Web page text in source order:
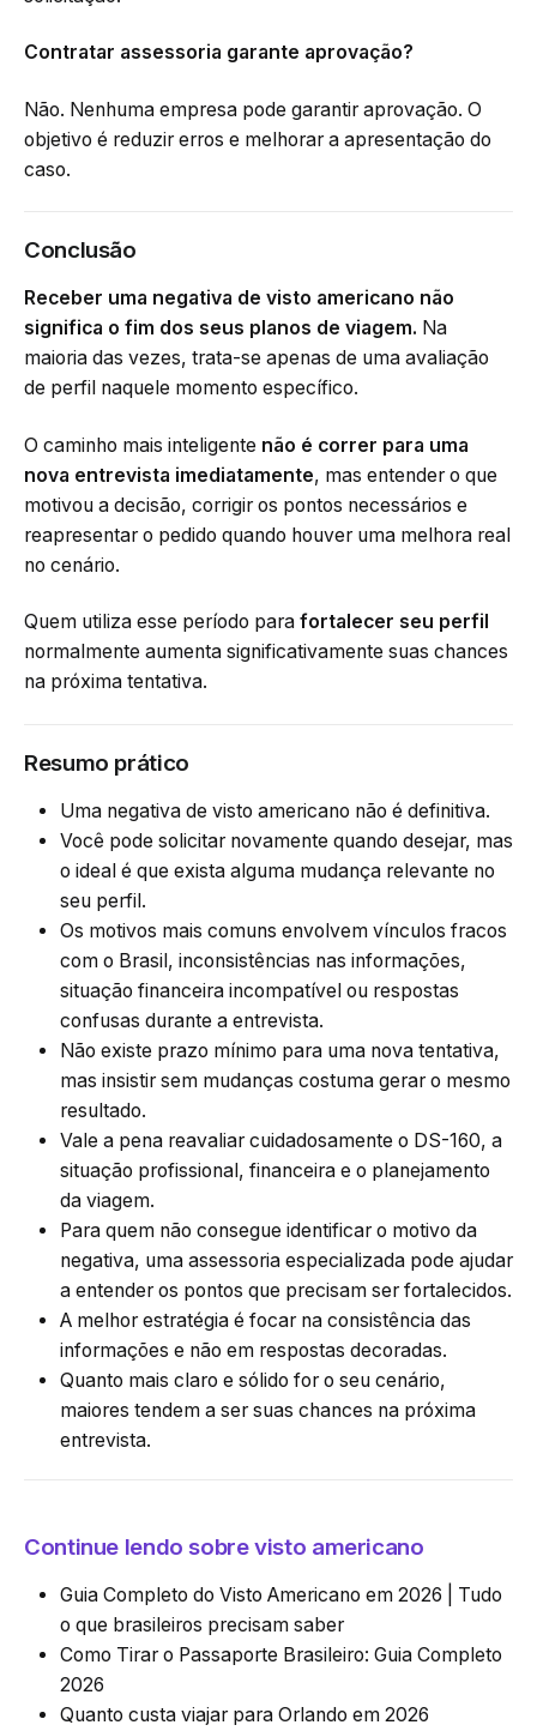
Contratar assessoria garante aprovação?
Não. Nenhuma empresa pode garantir aprovação. O
objetivo é reduzir erros e melhorar a apresentação do
caso.
Conclusão
Receber uma negativa de visto americano não
significa o fim dos seus planos de viagem. Na
maioria das vezes, trata-se apenas de uma avaliação
de perfil naquele momento específico.
O caminho mais inteligente não é correr para uma
nova entrevista imediatamente, mas entender o que
motivou a decisão, corrigir os pontos necessários e
reapresentar o pedido quando houver uma melhora real
no cenário.
Quem utiliza esse período para fortalecer seu perfil
normalmente aumenta significativamente suas chances
na próxima tentativa.
Resumo prático
Uma negativa de visto americano não é definitiva.
Você pode solicitar novamente quando desejar, mas
o ideal é que exista alguma mudança relevante no
seu perfil.
Os motivos mais comuns envolvem vínculos fracos
com o Brasil, inconsistências nas informações,
situação financeira incompatível ou respostas
confusas durante a entrevista.
Não existe prazo mínimo para uma nova tentativa,
mas insistir sem mudanças costuma gerar o mesmo
resultado.
Vale a pena reavaliar cuidadosamente o DS-160, a
situação profissional, financeira e o planejamento
da viagem.
Para quem não consegue identificar o motivo da
negativa, uma assessoria especializada pode ajudar
a entender os pontos que precisam ser fortalecidos.
A melhor estratégia é focar na consistência das
informações e não em respostas decoradas.
Quanto mais claro e sólido for o seu cenário,
maiores tendem a ser suas chances na próxima
entrevista.
Continue lendo sobre visto americano
Guia Completo do Visto Americano em 2026 | Tudo
o que brasileiros precisam saber
Como Tirar o Passaporte Brasileiro: Guia Completo
2026
Quanto custa viajar para Orlando em 2026